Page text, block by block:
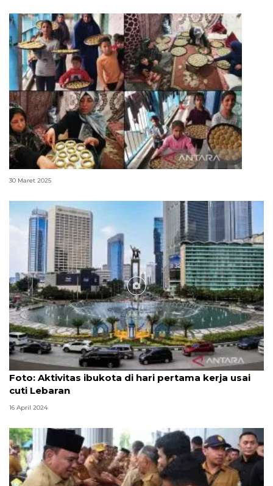
Hari pertama lebaran, Israel gempur Jalur Gaza
30 Maret 2025
Foto
Foto: Aktivitas ibukota di hari pertama kerja usai
cuti Lebaran
16 April 2024